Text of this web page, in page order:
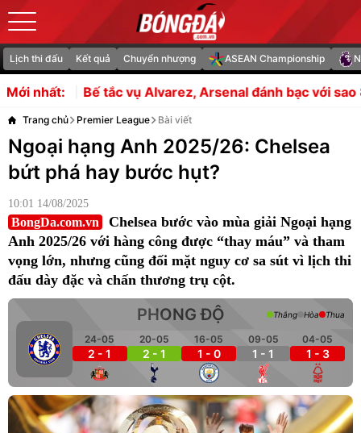
Lịch thi đấu Kết quả Chuyển nhượng ASEAN Championship
Mới nhất:
vụ Alvarez, Arsenal đánh bạc với sao 85 triệu bảng
Trang chủ Premier League Bài viết
Ngoại hạng Anh 2025/26: Chelsea
bứt phá hay bước hụt?
10:01 14/08/2025
BongDa.com.vn
Chelsea bước vào mùa giải Ngoại hạng
Anh 2025/26 với hàng công được “thay máu” và tham
vọng lớn, nhưng cũng đối mặt nguy cơ sa sút vì lịch thi
đấu dày đặc và chấn thương trụ cột.
PHONG ĐỘ
24-05
2 - 1
20-05
2 - 1
16-05
1 - 0
09-05
1 - 1
04-05
1 - 3
Thắng Hòa Thua